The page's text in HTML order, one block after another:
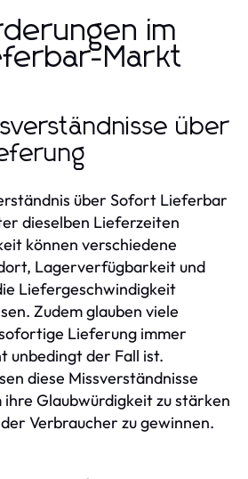
im
Markt
über
über Sofort Lieferbar
dieselben Lieferzeiten
können verschiedene
Lagerverfügbarkeit und
Liefergeschwindigkeit
Zudem glauben viele
Lieferung immer
unbedingt der Fall ist.
diese Missverständnisse
Glaubwürdigkeit zu stärken
Verbraucher zu gewinnen.